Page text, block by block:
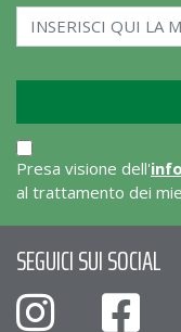
Presa visione dell'
al trattamento dei
SEGUICI SUI SOCIAL